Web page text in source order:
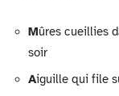
Mûres cueillies
soir
Aiguille qui file